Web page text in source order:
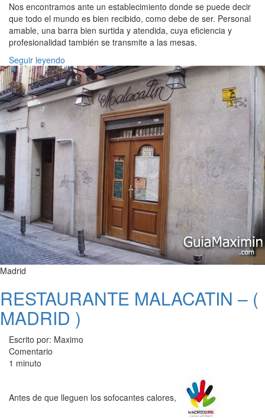
Nos encontramos ante un establecimiento donde se puede decir
que todo el mundo es bien recibido, como debe de ser. Personal
amable, una barra bien surtida y atendida, cuya eficiencia y
profesionalidad también se transmite a las mesas.
Seguir leyendo
Madrid
RESTAURANTE MALACATIN – (
MADRID )
Escrito por: Maximo
Comentario
1 minuto
Antes de que lleguen los sofocantes calores,